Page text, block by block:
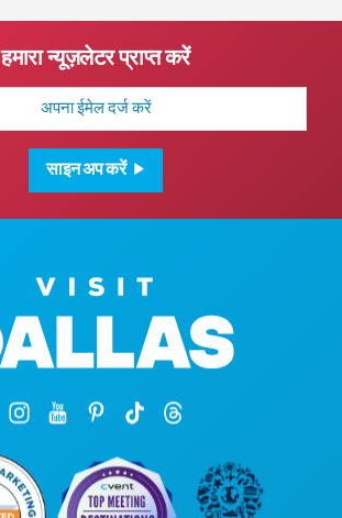
हमारा न्यूज़लेटर प्राप्त करें
साइन अप करें